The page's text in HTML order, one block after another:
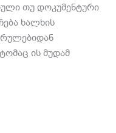
თუ დოკუმენტური
ხალხის
ის მუდამ